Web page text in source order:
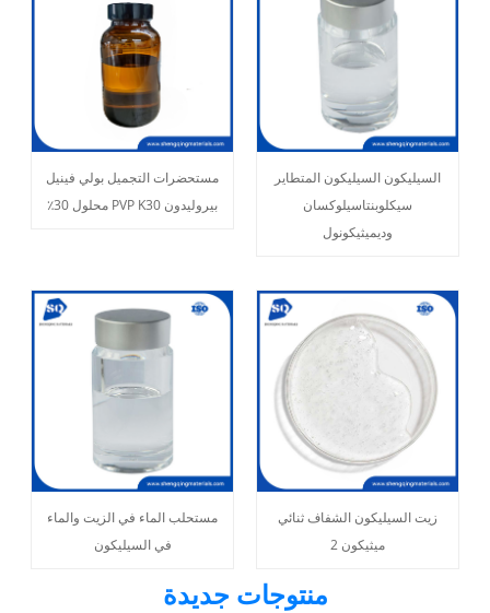
السيليكون السيليكون المتطاير
سيكلوبنتاسيلوكسان
وديميثيكونول
مستحضرات التجميل بولي فينيل
بيروليدون PVP K30 محلول 30٪
زيت السيليكون الشفاف ثنائي
ميثيكون 2
مستحلب الماء في الزيت والماء
في السيليكون
منتوجات جديدة